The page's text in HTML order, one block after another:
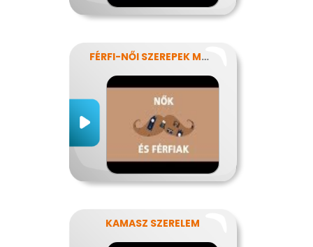
FÉRFI-NŐI SZEREPEK MODERN SZEMMEL
KAMASZ SZERELEM